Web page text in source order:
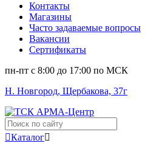
Контакты
Магазины
Часто задаваемые вопросы
Вакансии
Сертификаты
пн-пт c 8:00 до 17:00 по МСК
Н. Новгород, Щербакова, 37г
Поиск
...Каталог